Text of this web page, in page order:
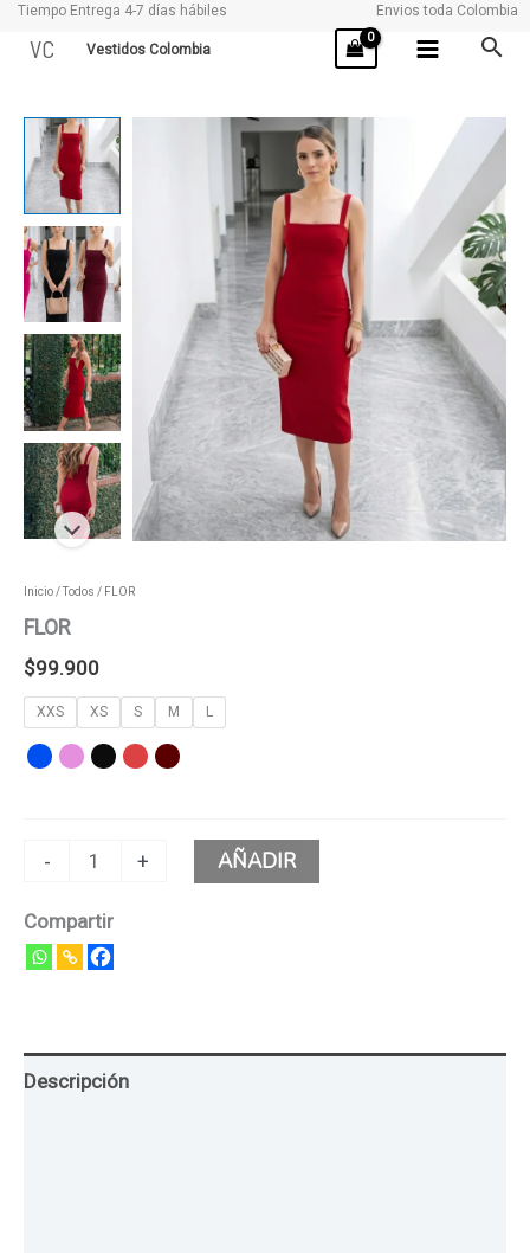
Tiempo Entrega 4-7 días hábiles Envios toda Colombia
VC Vestidos Colombia
Inicio/Todos / FLOR
FLOR
$99.900
XXS XS S M L
-
FLOR
cantidad
+ AÑADIR
Compartir
Descripción